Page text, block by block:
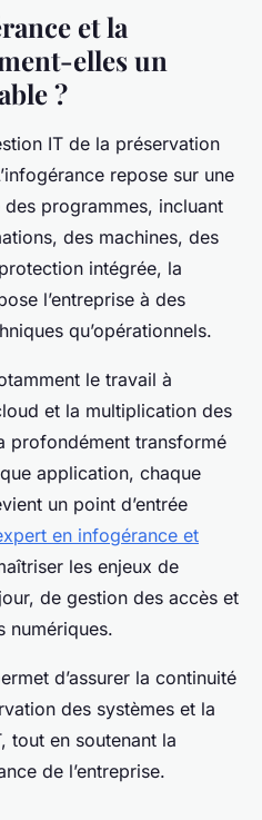
et la
elles un
?
IT de la préservation
repose sur une
programmes, incluant
des machines, des
intégrée, la
l’entreprise à des
qu’opérationnels.
le travail à
et la multiplication des
profondément transformé
application, chaque
un point d’entrée
en infogérance et
les enjeux de
de gestion des accès et
numériques.
d’assurer la continuité
des systèmes et la
tout en soutenant la
de l’entreprise.